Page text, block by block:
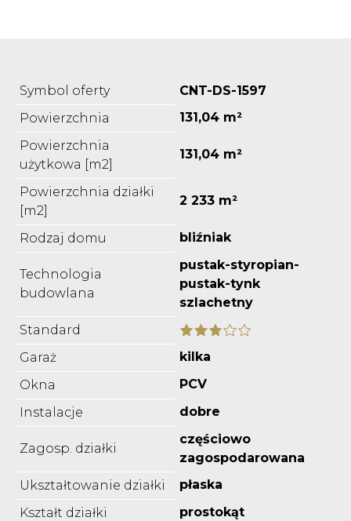
Symbol oferty
CNT-DS-1597
Powierzchnia
131,04 m²
Powierzchnia
użytkowa [m2]
131,04 m²
Powierzchnia działki
[m2]
2 233 m²
Rodzaj domu bliźniak
Technologia
budowlana
pustak-styropian-
pustak-tynk
szlachetny
Standard
Garaż
kilka
Okna
PCV
Instalacje
dobre
Zagosp. działki
częściowo
zagospodarowana
Ukształtowanie działki
płaska
Kształt działki
prostokąt